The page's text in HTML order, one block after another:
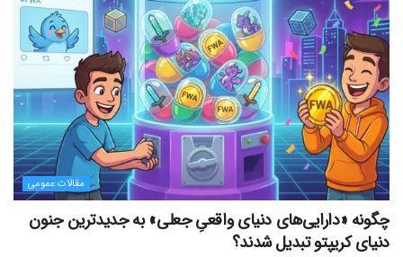
مقالات عمومی
چگونه «دارایی‌های دنیای واقعیِ جعلی» به جدیدترین جنون
دنیای کریپتو تبدیل شدند؟